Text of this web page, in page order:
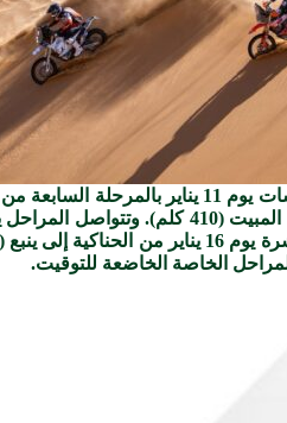
الخاصة الخاضعة للتوقيت.